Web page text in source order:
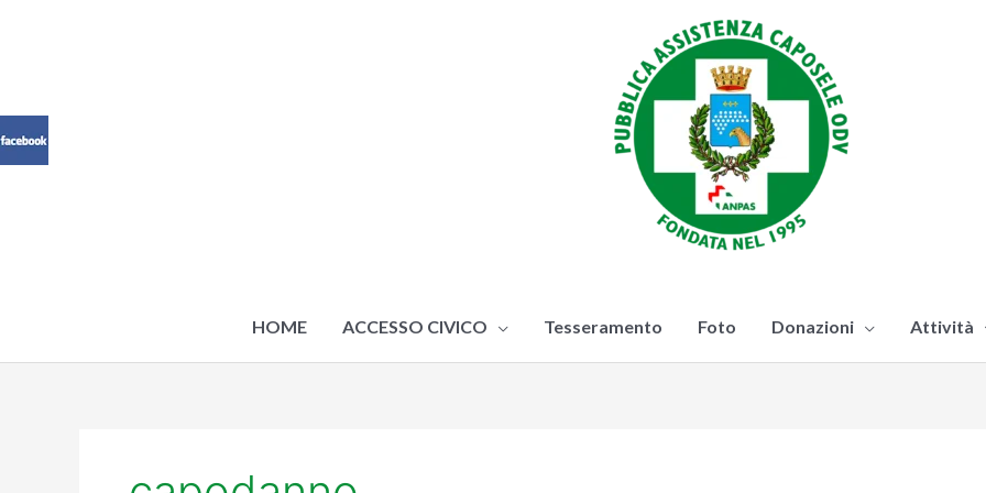
HOME ACCESSO CIVICO Tesseramento Foto Donazioni Attività